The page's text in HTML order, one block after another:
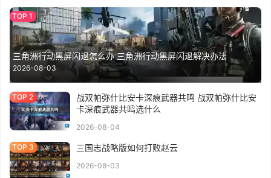
三角洲行动黑屏闪退怎么办 三角洲行动黑屏闪退解决办法
2026-08-03
战双帕弥什比安卡深痕武器共鸣 战双帕弥什比安
卡深痕武器共鸣选什么
2026-08-04
三国志战略版如何打败赵云
2026-08-03